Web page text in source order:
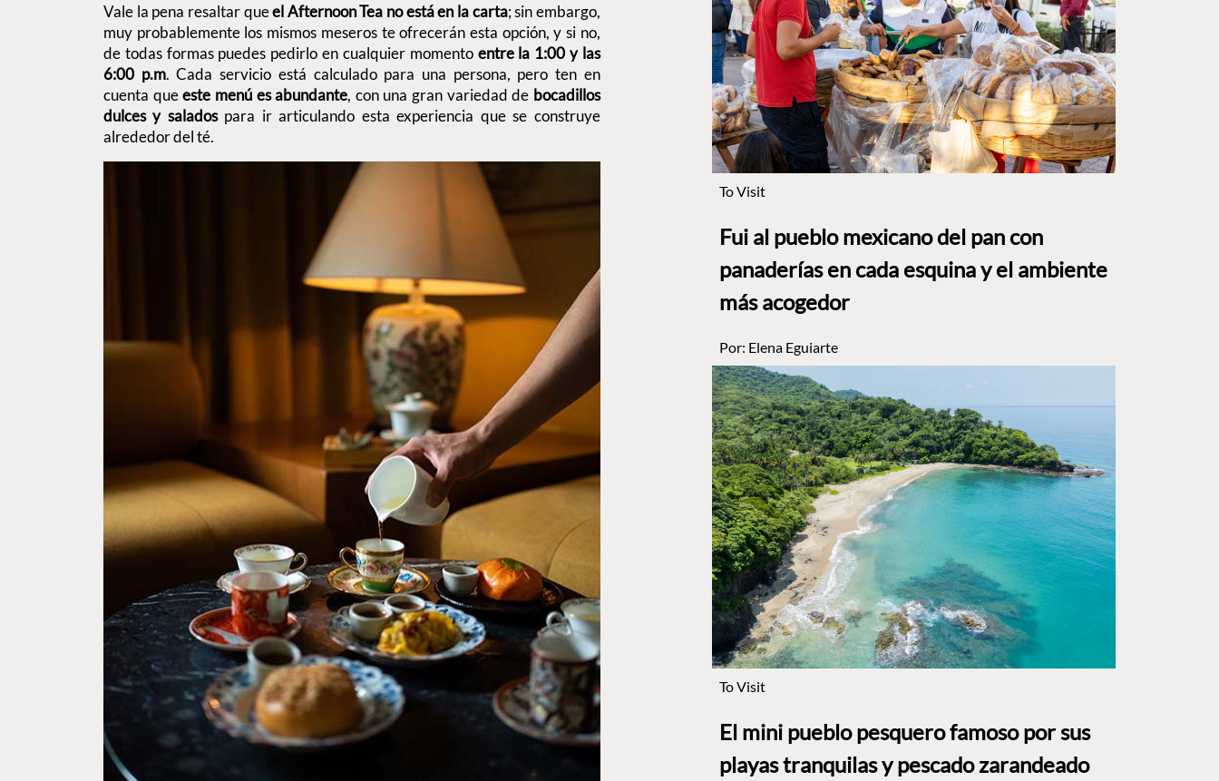
Vale la pena resaltar queel Afternoon Tea no está en la carta; sin embargo,
muy probablemente los mismos meseros te ofrecerán esta opción, y si no,
de todas formas puedes pedirlo en cualquier momento entre la 1:00 y las
6:00 p.m. Cada servicio está calculado para una persona, pero ten en
cuenta queeste menú es abundante, con una gran variedad de bocadillos
dulces y saladospara ir articulando esta experiencia que se construye
alrededor del té.
To Visit
Fui al pueblo mexicano del pan con
panaderías en cada esquina y el ambiente
más acogedor
Por: Elena Eguiarte
To Visit
El mini pueblo pesquero famoso por sus
playas tranquilas y pescado zarandeado